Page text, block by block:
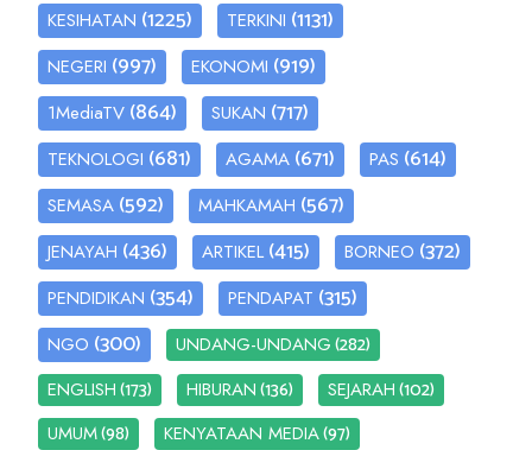
KESIHATAN (1225) TERKINI (1131)
NEGERI (997) EKONOMI (919)
1MediaTV (864) SUKAN (717)
TEKNOLOGI (681) AGAMA (671) PAS (614)
SEMASA (592) MAHKAMAH (567)
JENAYAH (436) ARTIKEL (415) BORNEO (372)
PENDIDIKAN (354) PENDAPAT (315)
NGO (300) UNDANG-UNDANG(282)
ENGLISH(173) HIBURAN(136) SEJARAH(102)
UMUM(98) KENYATAAN MEDIA(97)